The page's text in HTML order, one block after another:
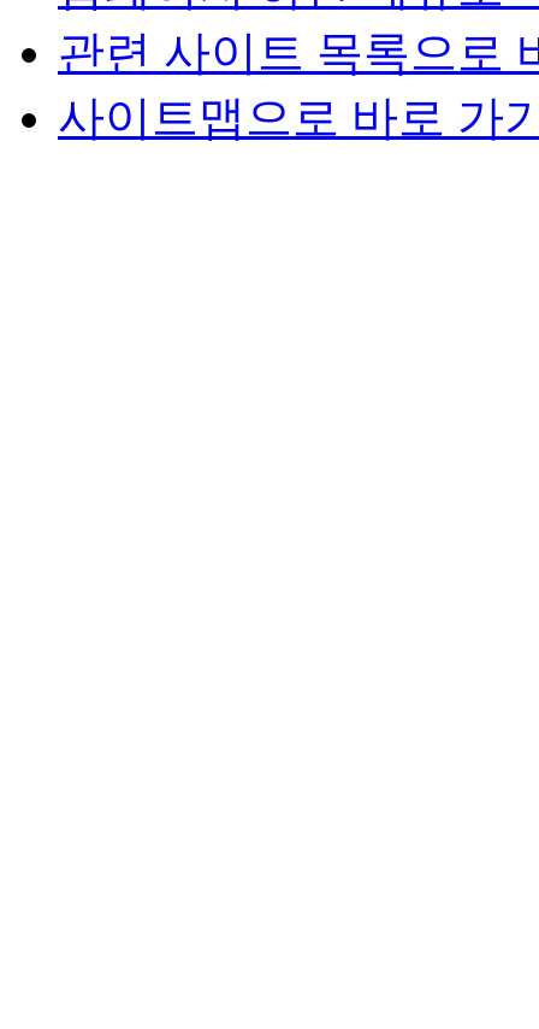
관련 사이트 목록으로
사이트맵으로 바로 가